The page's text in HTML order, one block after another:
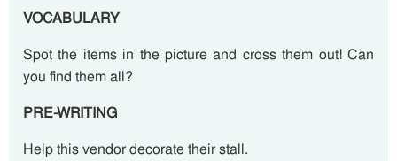
VOCABULARY
Spot the items in the picture and cross them out! Can
you find them all?
PRE-WRITING
Help this vendor decorate their stall.